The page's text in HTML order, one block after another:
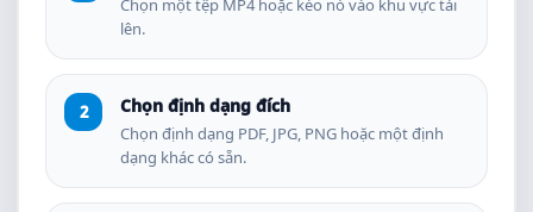
Chọn một tệp MP4 hoặc kéo nó vào khu vực tải
lên.
Chọn định dạng đích
Chọn định dạng PDF, JPG, PNG hoặc một định
dạng khác có sẵn.